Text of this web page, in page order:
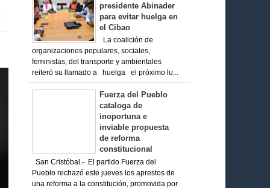
presidente Abinader
para evitar huelga en
el Cibao
La coalición de
organizaciones populares, sociales,
feministas, del transporte y ambientales
reiteró su llamado a huelga el próximo lu...
Fuerza del Pueblo
cataloga de
inoportuna e
inviable propuesta
de reforma
constitucional
San Cristóbal.- El partido Fuerza del
Pueblo rechazó este jueves los aprestos de
una reforma a la constitución, promovida por